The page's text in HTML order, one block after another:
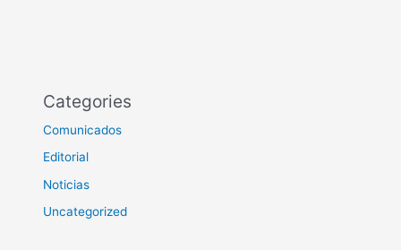
Categories
Comunicados
Editorial
Noticias
Uncategorized